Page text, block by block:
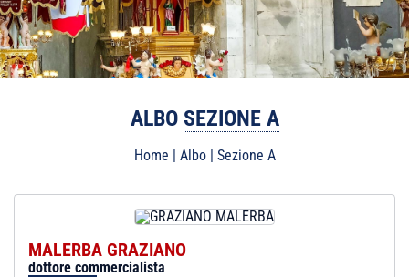
ALBO SEZIONE A
Home | Albo| Sezione A
MALERBA GRAZIANO
dottore commercialista